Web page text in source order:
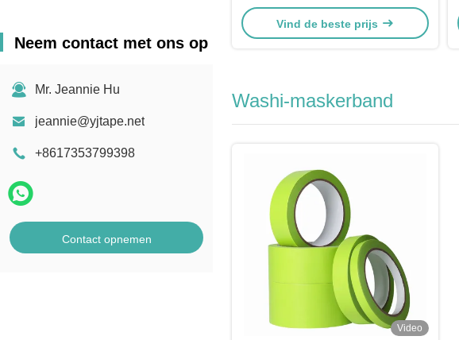
Neem contact met ons op
Mr. Jeannie Hu
jeannie@yjtape.net
+8617353799398
Contact opnemen
tape
Vind de beste prijs
Washi-maskerband
Video